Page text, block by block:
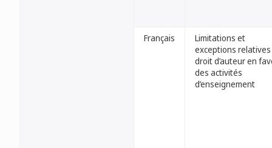
Français
Limitations et
exceptions
droit d’auteur en
des activités
d’enseignement